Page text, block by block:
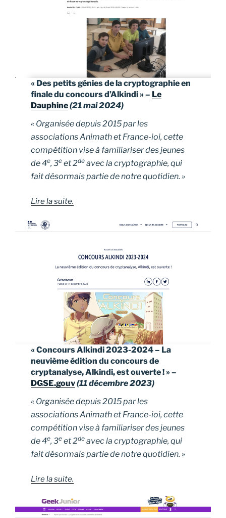
« Des petits génies de la cryptographie en
finale du concours d’Alkindi » – Le
Dauphine(21 mai 2024)
« Organisée depuis 2015 par les
associations Animath et France-ioi, cette
compétition vise à familiariser des jeunes
de 4e, 3e et 2de avec la cryptographie, qui
fait désormais partie de notre quotidien. »
Lire la suite.
« Concours Alkindi 2023-2024 – La
neuvième édition du concours de
cryptanalyse, Alkindi, est ouverte ! » –
DGSE.gouv(11 décembre 2023)
« Organisée depuis 2015 par les
associations Animath et France-ioi, cette
compétition vise à familiariser des jeunes
de 4e, 3e et 2de avec la cryptographie, qui
fait désormais partie de notre quotidien. »
Lire la suite.